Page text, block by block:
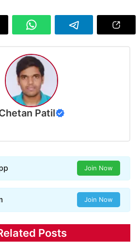
Patil
Join Now
Join Now
Posts